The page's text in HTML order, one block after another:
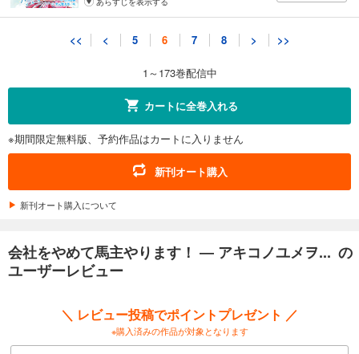
会社をやめて馬主やります！―アキコノユメヲ― 61
あらすじを表示する
会社をやめて馬主やります！―アキコノユメヲ― 62
円 (税込)
会社をやめて馬主やります！ ― アキコノユメヲ ― 63
あらすじを表示する
<< < 5 6 7 8 > >>
1～173巻配信中
カートに全巻入れる
※期間限定無料版、予約作品はカートに入りません
新刊オート購入
新刊オート購入について
会社をやめて馬主やります！ ― アキコノユメヲ... の
ユーザーレビュー
＼ レビュー投稿でポイントプレゼント ／
※購入済みの作品が対象となります